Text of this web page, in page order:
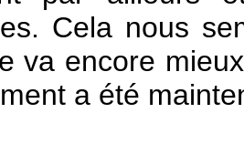
Cela nous
va encore
a été